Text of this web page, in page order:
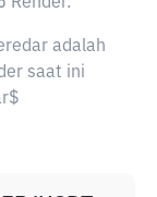
adalah
saat ini